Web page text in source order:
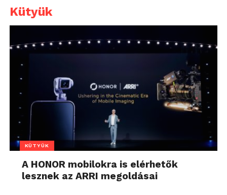
Kütyük
KÜTYÜK
A HONOR mobilokra is elérhetők
lesznek az ARRI megoldásai